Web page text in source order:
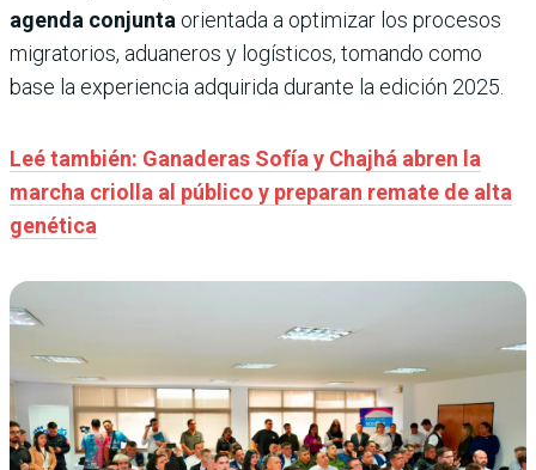
agenda conjunta orientada a optimizar los procesos
migratorios, aduaneros y logísticos, tomando como
base la experiencia adquirida durante la edición 2025.
Leé también: Ganaderas Sofía y Chajhá abren la
marcha criolla al público y preparan remate de alta
genética